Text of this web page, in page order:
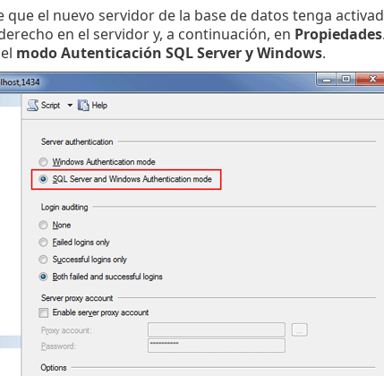
que el nuevo servidor de la base de datos tenga
en el servidor y, a continuación, en Propiedades
modo Autenticación SQL Server y Windows.